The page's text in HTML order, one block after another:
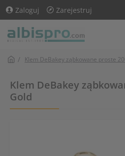
Zaloguj Zarejestruj
Klem DeBakey ząbkowane proste
Klem DeBakey
Gold